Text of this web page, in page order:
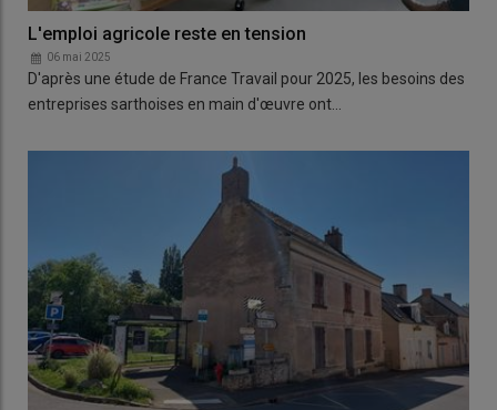
L'emploi agricole reste en tension
06 mai 2025
D'après une étude de France Travail pour 2025, les besoins des
entreprises sarthoises en main d'œuvre ont…